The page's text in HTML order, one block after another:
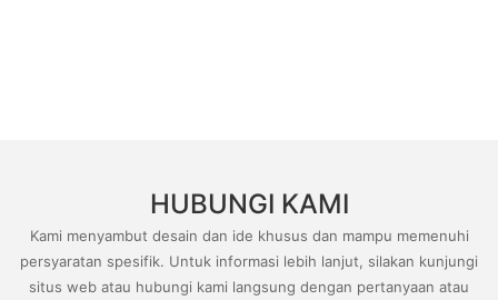
HUBUNGI KAMI
Kami menyambut desain dan ide khusus dan mampu memenuhi
persyaratan spesifik. Untuk informasi lebih lanjut, silakan kunjungi
situs web atau hubungi kami langsung dengan pertanyaan atau